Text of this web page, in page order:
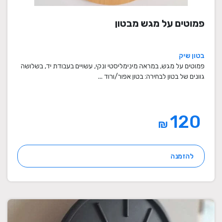
פמוטים על מגש מבטון
בטון שיק
פמוטים על מגש, במראה מינימליסטי ונקי, עשויים בעבודת יד, בשלושה
גוונים של בטון לבחירה: בטון אפור/ורוד ...
₪
להזמנה